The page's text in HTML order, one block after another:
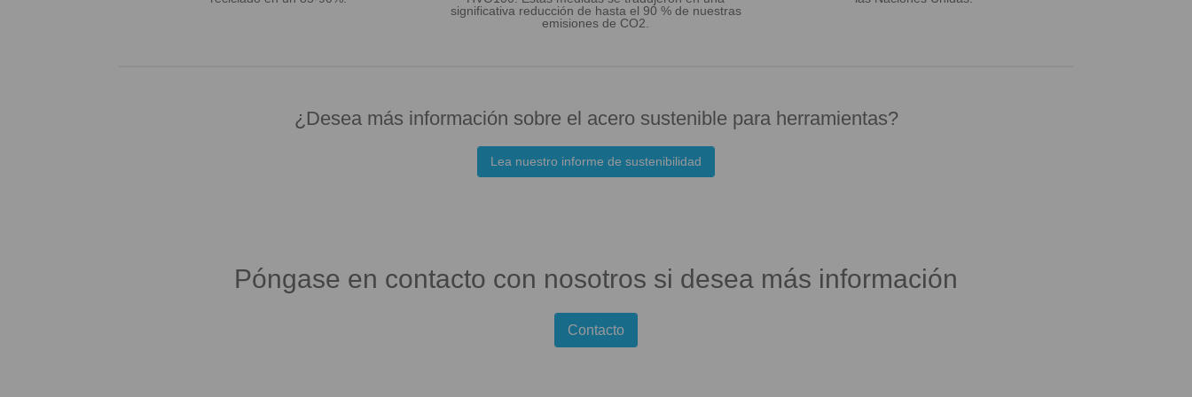
significativa reducción de hasta el 90 % de nuestras
emisiones de CO2.
¿Desea más información sobre el acero sustenible para herramientas?
Lea nuestro informe de sustenibilidad
Póngase en contacto con nosotros si desea más información
Contacto